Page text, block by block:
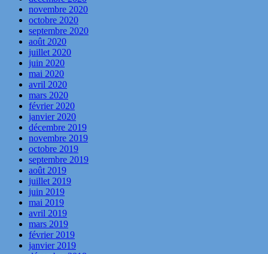
novembre 2020
octobre 2020
septembre 2020
août 2020
juillet 2020
juin 2020
mai 2020
avril 2020
mars 2020
février 2020
janvier 2020
décembre 2019
novembre 2019
octobre 2019
septembre 2019
août 2019
juillet 2019
juin 2019
mai 2019
avril 2019
mars 2019
février 2019
janvier 2019